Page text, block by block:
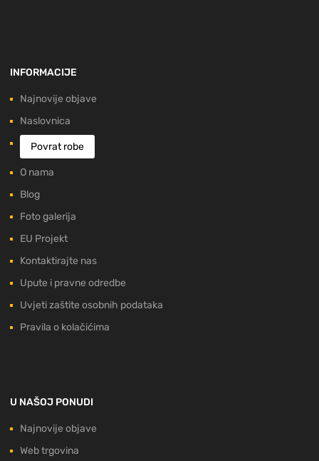
INFORMACIJE
Najnovije objave
Naslovnica
Povrat robe
O nama
Blog
Foto galerija
EU Projekt
Kontaktirajte nas
Upute i pravne odredbe
Uvjeti zaštite osobnih podataka
Pravila o kolačićima
U NAŠOJ PONUDI
Najnovije objave
Web trgovina